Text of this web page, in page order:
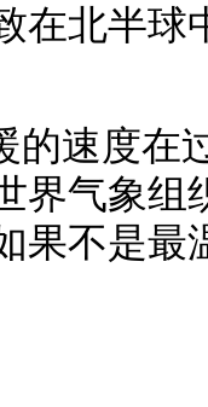
在北半球
的速度在
界气象组
果不是最